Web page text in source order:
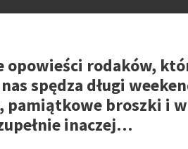
rodaków,
spędza długi
broszki i
inaczej…